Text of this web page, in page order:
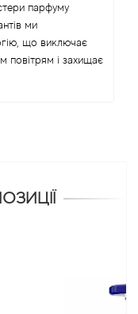
парфуму
ми
що виключає
повітрям і захищає